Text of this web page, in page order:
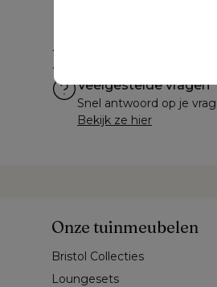
Hulp nodig?
Veelgestelde vragen
Snel antwoord op je
Bekijk ze hier
Onze tuinmeubelen
Bristol Collecties
Loungesets